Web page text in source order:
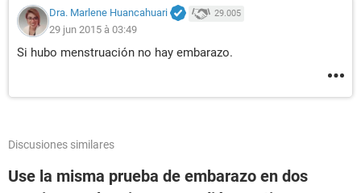
Dra. Marlene Huancahuari 29.005
29 jun 2015 à 03:49
Si hubo menstruación no hay embarazo.
Discusiones similares
Use la misma prueba de embarazo en dos